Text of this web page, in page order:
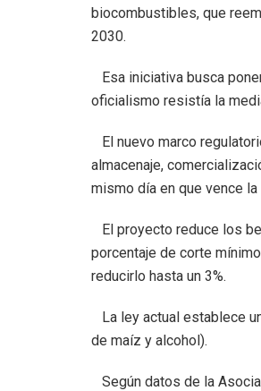
biocombustibles, que
2030.
Esa iniciativa busca
oficialismo resistía la
El nuevo marco
almacenaje,
mismo día en que vence la
El proyecto reduce los
porcentaje de corte
reducirlo hasta un 3%.
La ley actual establece
de maíz y alcohol).
Según datos de la